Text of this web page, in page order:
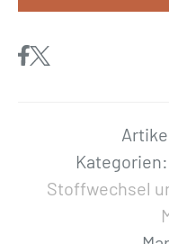
s
Kategorien:
Stoffwechsel